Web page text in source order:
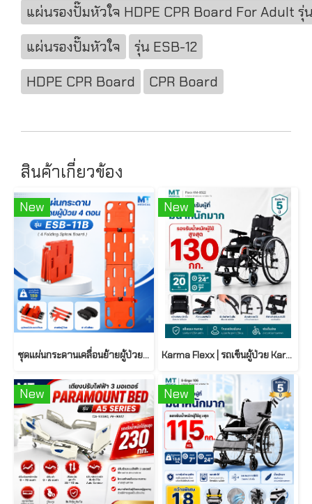
แผ่นรองปั๊มหัวใจ HDPE CPR Board For Adult รุ่
แผ่นรองปั๊มหัวใจ
รุ่น ESB-12
HDPE CPR Board
CPR Board
สินค้าเกี่ยวข้อง
New
ชุดแผ่นกระดานเคลื่อนย้ายผู้ป่วย 4 ตอน รุ่น ESB-11B ( 4 Folding Spinal Board )
New
Karma Flexx | รถเข็นผู้ป่วย Karma Flexx รุ่นน้ำหนักเบา รองรับน้ำหนัก 130 กก.
New New